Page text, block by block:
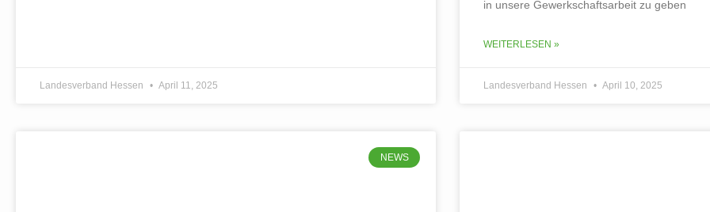
Landesverband Hessen April 11, 2025
in unsere Gewerkschaftsarbeit zu geben
WEITERLESEN »
Landesverband Hessen April 10, 2025
NEWS